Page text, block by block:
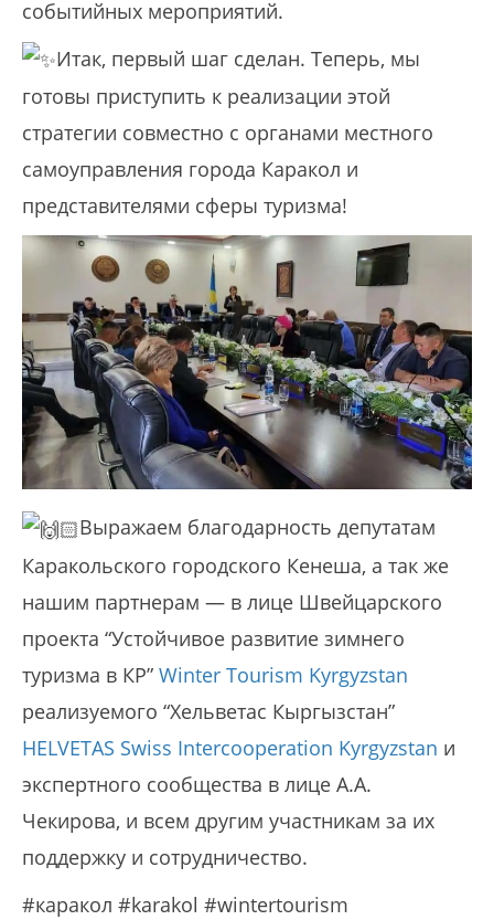
событийных мероприятий.
Итак, первый шаг сделан. Теперь, мы
готовы приступить к реализации этой
стратегии совместно с органами местного
самоуправления города Каракол и
представителями сферы туризма!
Выражаем благодарность депутатам
Каракольского городского Кенеша, а так же
нашим партнерам — в лице Швейцарского
проекта “Устойчивое развитие зимнего
туризма в КР” Winter Tourism Kyrgyzstan
реализуемого “Хельветас Кыргызстан”
HELVETAS Swiss Intercooperation Kyrgyzstan и
экспертного сообщества в лице А.А.
Чекирова, и всем другим участникам за их
поддержку и сотрудничество.
#каракол #karakol #wintertourism